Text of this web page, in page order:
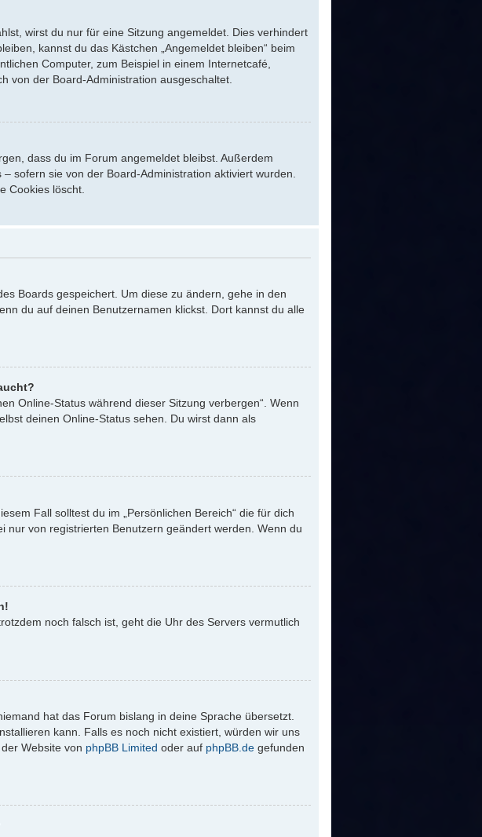
wirst du nur für eine Sitzung angemeldet. Dies verhindert
kannst du das Kästchen „Angemeldet bleiben“ beim
Computer, zum Beispiel in einem Internetcafé,
von der Board-Administration ausgeschaltet.
dass du im Forum angemeldet bleibst. Außerdem
sofern sie von der Board-Administration aktiviert wurden.
Cookies löscht.
Boards gespeichert. Um diese zu ändern, gehe in den
du auf deinen Benutzernamen klickst. Dort kannst du alle
Online-Status während dieser Sitzung verbergen“. Wenn
deinen Online-Status sehen. Du wirst dann als
Fall solltest du im „Persönlichen Bereich“ die für dich
von registrierten Benutzern geändert werden. Wenn du
noch falsch ist, geht die Uhr des Servers vermutlich
hat das Forum bislang in deine Sprache übersetzt.
kann. Falls es noch nicht existiert, würden wir uns
Website von phpBB Limited oder auf phpBB.degefunden